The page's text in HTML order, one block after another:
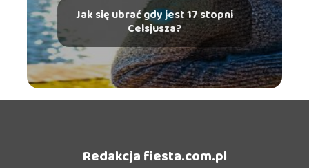
Jak się ubrać gdy jest 17 stopni
Celsjusza?
Redakcja fiesta.com.pl